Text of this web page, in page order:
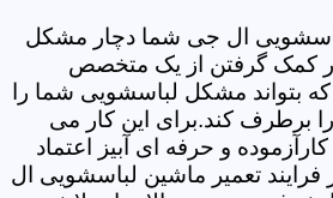
ال جی شما دچار مشکل
کمک گرفتن از یک متخصص
بتواند مشکل لباسشویی شما را
برطرف کند.برای این کار می
و حرفه ای آبیز اعتماد
تعمیر ماشین لباسشویی ال